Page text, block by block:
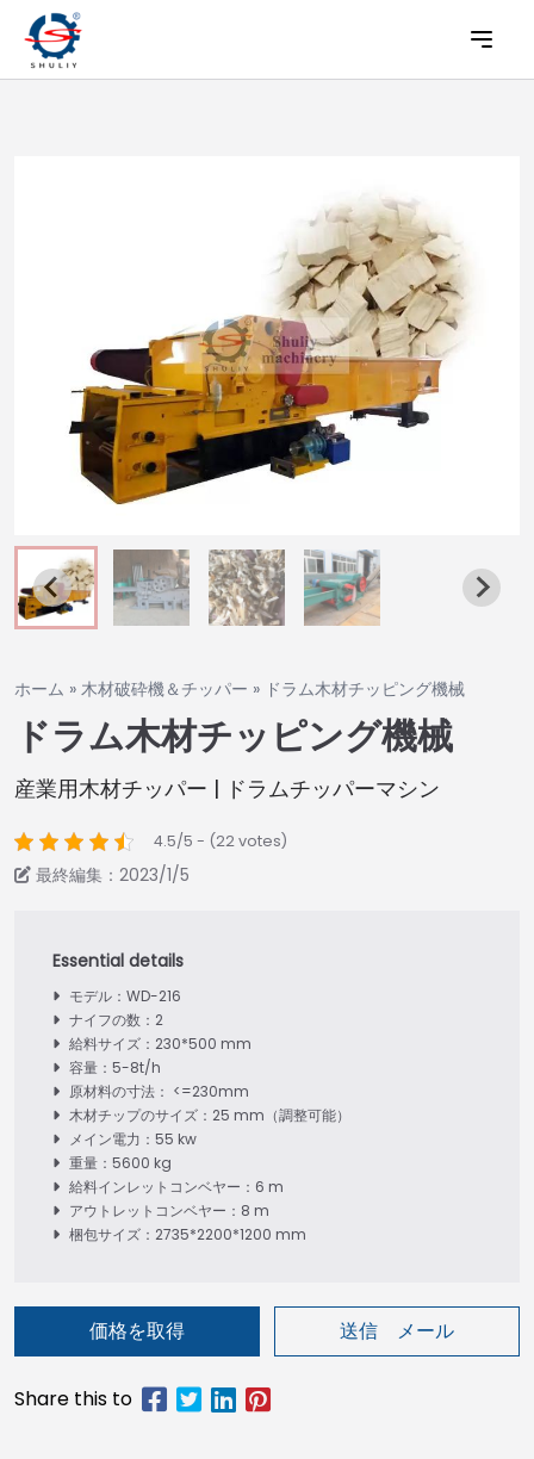
ホーム » 木材破砕機＆チッパー » ドラム木材チッピング機械
ドラム木材チッピング機械
産業用木材チッパー | ドラムチッパーマシン
4.5/5 - (22 votes)
最終編集：2023/1/5
モデル：WD-216
ナイフの数：2
給料サイズ：230*500 mm
容量：5-8t/h
原材料の寸法： <=230mm
木材チップのサイズ：25 mm（調整可能）
メイン電力：55 kw
重量：5600 kg
給料インレットコンベヤー：6 m
アウトレットコンベヤー：8 m
梱包サイズ：2735*2200*1200 mm
価格を取得 送信 メール